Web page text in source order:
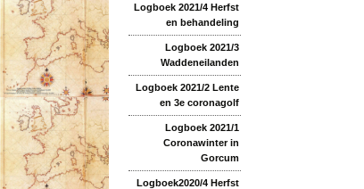
Logboek 2021/4 Herfst
en behandeling
Logboek 2021/3
Waddeneilanden
Logboek 2021/2 Lente
en 3e coronagolf
Logboek 2021/1
Coronawinter in
Gorcum
Logboek2020/4 Herfst